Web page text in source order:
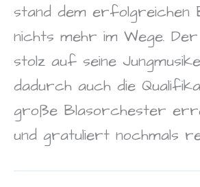
stand dem erfolgreichen
nichts mehr im Wege.
stolz auf seine
dadurch auch die
große Blasorchester
und gratuliert nochmals